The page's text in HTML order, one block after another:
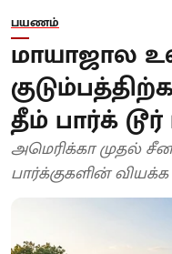
பயணம்
மாயாஜால
தீம் பார்க்
அமெரிக்கா முதல்
பார்க்குகளின்